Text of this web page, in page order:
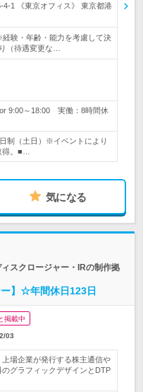
4-1 《東京オフィス》 東京都港
経験・年齢・能力を考慮して決
（待遇変更な…
9:00～18:00 実働：8時間休
制（土日）※イベントにより
得。■…
気になる
スクロージャー・IRの制作拠
ー】☆年間休日123日
掲載中
03
場企業が発行する株主通信や
グラフィックデザインとDTP